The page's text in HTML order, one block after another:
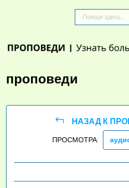
проповеди
НАЗАД К
ПРОСМОТРА: